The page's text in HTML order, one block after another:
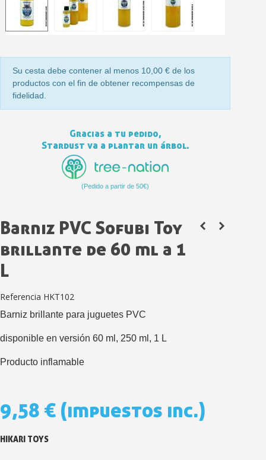
Devuelve los
Suscríbete al
Suscríbete al
Su cesta debe contener al menos 10,00 € de los
productos con el fin de obtener recompensas de
fidelidad.
Gracias a tu pedido,
Stardust va a plantar un árbol.
(Pedido a partir de 50€)
Barniz PVC Sofubi Toy
brillante de 60 ml a 1
L
Referencia HKT102
Barniz brillante para juguetes PVC
disponible en versión 60 ml, 250 ml, 1 L
Producto inflamable
9,58 € (impuestos inc.)
HIKARI TOYS